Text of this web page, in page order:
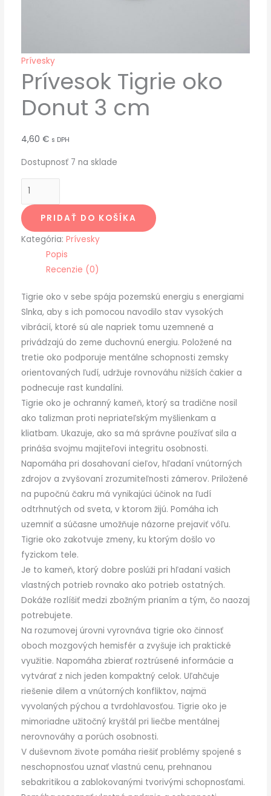
Prívesky
Prívesok Tigrie oko
Donut 3 cm
4,60 € s DPH
Dostupnosť 7 na sklade
PRIDAŤ DO KOŠÍKA
Kategória: Prívesky
Popis
Recenzie (0)
Tigrie oko v sebe spája pozemskú energiu s energiami
Slnka, aby s ich pomocou navodilo stav vysokých
vibrácií, ktoré sú ale napriek tomu uzemnené a
privádzajú do zeme duchovnú energiu. Položené na
tretie oko podporuje mentálne schopnosti zemsky
orientovaných ľudí, udržuje rovnováhu nižších čakier a
podnecuje rast kundalíni.
Tigrie oko je ochranný kameň, ktorý sa tradične nosil
ako talizman proti nepriateľským myšlienkam a
kliatbam. Ukazuje, ako sa má správne používať sila a
prináša svojmu majiteľovi integritu osobnosti.
Napomáha pri dosahovaní cieľov, hľadaní vnútorných
zdrojov a zvyšovaní zrozumiteľnosti zámerov. Priložené
na pupočnú čakru má vynikajúci účinok na ľudí
odtrhnutých od sveta, v ktorom žijú. Pomáha ich
uzemniť a súčasne umožňuje názorne prejaviť vôľu.
Tigrie oko zakotvuje zmeny, ku ktorým došlo vo
fyzickom tele.
Je to kameň, ktorý dobre poslúži pri hľadaní vašich
vlastných potrieb rovnako ako potrieb ostatných.
Dokáže rozlíšiť medzi zbožným prianím a tým, čo naozaj
potrebujete.
Na rozumovej úrovni vyrovnáva tigrie oko činnosť
oboch mozgových hemisfér a zvyšuje ich praktické
využitie. Napomáha zbierať roztrúsené informácie a
vytvárať z nich jeden kompaktný celok. Uľahčuje
riešenie dilem a vnútorných konfliktov, najmä
vyvolaných pýchou a tvrdohlavosťou. Tigrie oko je
mimoriadne užitočný kryštál pri liečbe mentálnej
nerovnováhy a porúch osobnosti.
V duševnom živote pomáha riešiť problémy spojené s
neschopnosťou uznať vlastnú cenu, prehnanou
sebakritikou a zablokovanými tvorivými schopnosťami.